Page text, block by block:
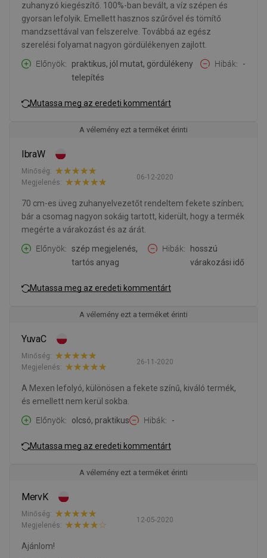
zuhanyzó kiegészítő. 100%-ban bevált, a víz szépen és
gyorsan lefolyik. Emellett hasznos szűrővel és tömítő
mandzsettával van felszerelve. Továbbá az egész
szerelési folyamat nagyon gördülékenyen zajlott.
Előnyök
praktikus, jól mutat, gördülékeny
telepítés
Hibák -
Mutassa meg az eredeti kommentárt
A vélemény ezt a terméket érinti
IbraW
06-12-2020
Minőség:
Megjelenés:
70 cm-es üveg zuhanyelvezetőt rendeltem fekete színben;
bár a csomag nagyon sokáig tartott, kiderült, hogy a termék
megérte a várakozást és az árát.
Előnyök
szép megjelenés,
tartós anyag
Hibák
hosszú
várakozási idő
Mutassa meg az eredeti kommentárt
A vélemény ezt a terméket érinti
YuvaC
26-11-2020
Minőség:
Megjelenés:
A Mexen lefolyó, különösen a fekete színű, kiváló termék,
és emellett nem kerül sokba.
Előnyök
olcsó, praktikus Hibák -
Mutassa meg az eredeti kommentárt
A vélemény ezt a terméket érinti
MervK
12-05-2020
Minőség:
Megjelenés:
Ajánlom!